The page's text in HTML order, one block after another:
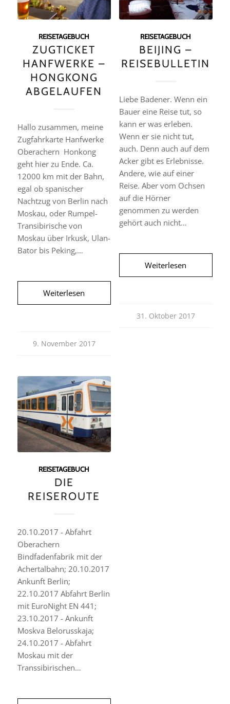
REISETAGEBUCH
ZUGTICKET
HANFWERKE –
HONGKONG
ABGELAUFEN
Hallo zusammen, meine
Zugfahrkarte Hanfwerke
Oberachern  Honkong
geht hier zu Ende. Ca.
12000 km mit der Bahn,
egal ob spanischer
Nachtzug von Berlin nach
Moskau, oder Rumpel-
Transibirische von
Moskau über Irkusk, Ulan-
Bator bis Peking,…
Weiterlesen
9. November 2017
REISETAGEBUCH
BEIJING –
REISEBULLETIN
Liebe Badener. Wenn ein
Bauer eine Reise tut, so
kann er was erleben.
Wenn er sie nicht tut,
auch. Denn auch auf dem
Acker gibt es Erlebnisse.
Andere, wie auf einer
Reise. Aber vom Ochsen
auf die Hörner
genommen zu werden
gehört auch nicht…
Weiterlesen
31. Oktober 2017
REISETAGEBUCH
DIE
REISEROUTE
20.10.2017 - Abfahrt
Oberachern
Bindfadenfabrik mit der
Achertalbahn; 20.10.2017
Ankunft Berlin;
22.10.2017 Abfahrt Berlin
mit EuroNight EN 441;
23.10.2017 - Ankunft
Moskva Belorusskaja;
24.10.2017 - Abfahrt
Moskau mit der
Transsibirischen…